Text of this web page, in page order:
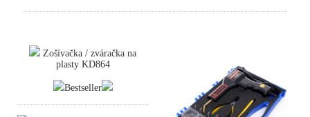
Zošívačka / zváračka na
plasty KD864
Bestseller